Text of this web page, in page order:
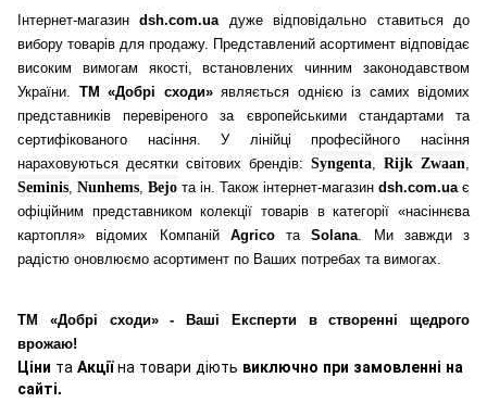
Інтернет-магазинdsh.com.ua дуже відповідально ставиться до
вибору товарів для продажу. Представлений асортимент відповідає
високим вимогам якості, встановлених чинним законодавством
України. ТМ «Добрі сходи»являється однією із самих відомих
представників перевіреного за європейськими стандартами та
сертифікованого насіння. У лінійці професійного насіння
нараховуються десятки світових брендів: Syngenta Rijk Zwaan
Seminis Nunhems Bejo та ін. Також інтернет-магазин dsh.com.ua є
офіційним представником колекції товарів в категорії «насіннєва
картопля» відомих Компаній AgricoтаSolana . Ми завжди з
радістю оновлюємо асортимент по Ваших потребах та вимогах.
ТМ «Добрі сходи» - Ваші Експерти в створенні щедрого
врожаю!
Ціни та Акціїна товари діють виключно при замовленні на
сайті.